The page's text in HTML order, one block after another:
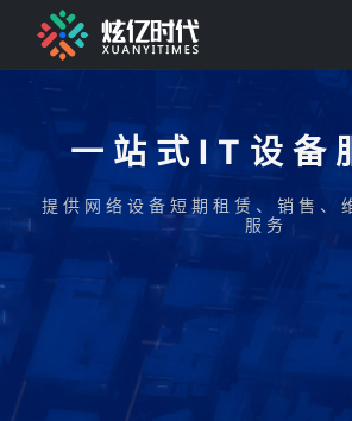
一站式IT设备
提供网络设备短期租赁、销售、
服务